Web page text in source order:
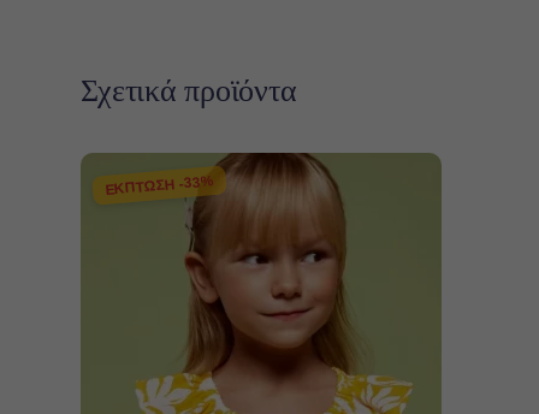
Σχετικά προϊόντα
ΕΚΠΤΩΣΗ -33%
Επιλογή
Αυτό
το